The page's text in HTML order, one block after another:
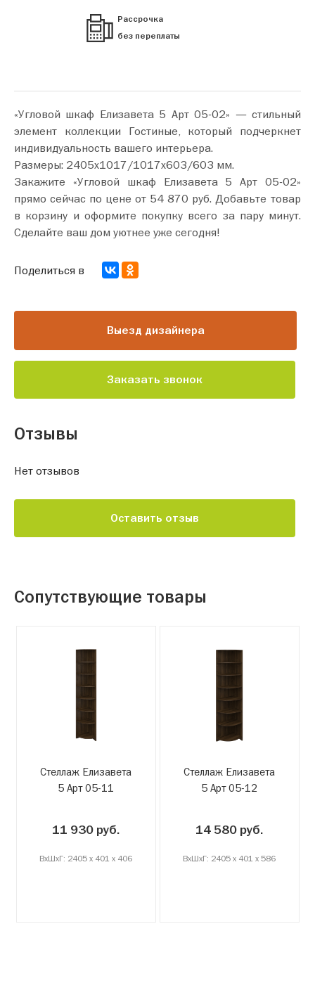
Рассрочка
без переплаты
«Угловой шкаф Елизавета 5 Арт 05-02» — стильный
элемент коллекции Гостиные, который подчеркнет
индивидуальность вашего интерьера.
Размеры: 2405х1017/1017х603/603 мм.
Закажите «Угловой шкаф Елизавета 5 Арт 05-02»
прямо сейчас по цене от 54 870 руб. Добавьте товар
в корзину и оформите покупку всего за пару минут.
Сделайте ваш дом уютнее уже сегодня!
Выезд дизайнера
Заказать звонок
Поделиться в
Отзывы
Нет отзывов
Оставить отзыв
Сопутствующие товары
Стеллаж Елизавета
5 Арт 05-11
11 930 руб.
ВxШxГ: 2405 x 401 x 406
Стеллаж Елизавета
5 Арт 05-12
14 580 руб.
ВxШxГ: 2405 x 401 x 586